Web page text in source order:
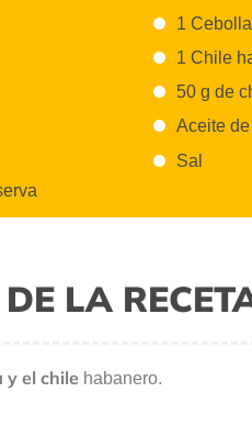
1 Cebolla
1 Chile
50 g de
Aceite
Sal
LA
y el chile habanero.